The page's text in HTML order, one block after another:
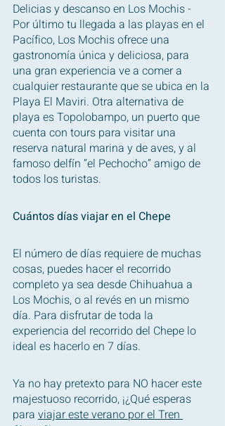
Delicias y descanso en Los Mochis -
Por último tu llegada a las playas en el
Pacífico, Los Mochis ofrece una
gastronomía única y deliciosa, para
una gran experiencia ve a comer a
cualquier restaurante que se ubica en la
Playa El Maviri. Otra alternativa de
playa es Topolobampo, un puerto que
cuenta con tours para visitar una
reserva natural marina y de aves, y al
famoso delfín “el Pechocho” amigo de
todos los turistas.
Cuántos días viajar en el Chepe
El número de días requiere de muchas
cosas, puedes hacer el recorrido
completo ya sea desde Chihuahua a
Los Mochis, o al revés en un mismo
día. Para disfrutar de toda la
experiencia del recorrido del Chepe lo
ideal es hacerlo en 7 días.
Ya no hay pretexto para NO hacer este
majestuoso recorrido, ¡¿Qué esperas
para viajar este verano por el Tren